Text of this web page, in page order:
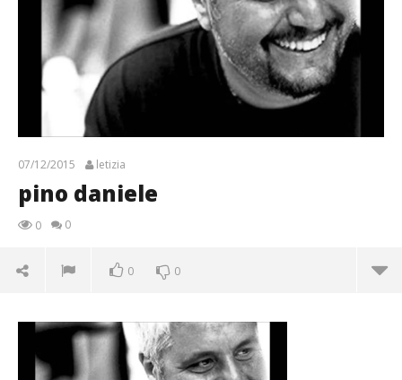
07/12/2015 letizia
pino daniele
0 0
0 0
07/12/2015
letizia